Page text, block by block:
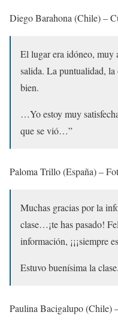
Diego Barahona (Chile) –
El lugar era idóneo, muy
salida. La puntualidad,
bien.
…Yo estoy muy
que se vió…”
Paloma Trillo (España) –
Muchas gracias por la
clase…¡te has pasado!
información, ¡¡¡siempre
Estuvo buenísima la
Paulina Bacigalupo (Chile)